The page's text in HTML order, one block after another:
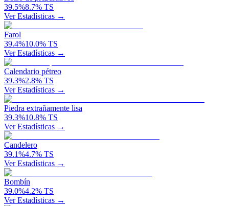
39.5%8.7% TS
Ver Estadísticas →
Farol
39.4%10.0% TS
Ver Estadísticas →
Calendario pétreo
39.3%2.8% TS
Ver Estadísticas →
Piedra extrañamente lisa
39.3%10.8% TS
Ver Estadísticas →
Candelero
39.1%4.7% TS
Ver Estadísticas →
Bombín
39.0%4.2% TS
Ver Estadísticas →